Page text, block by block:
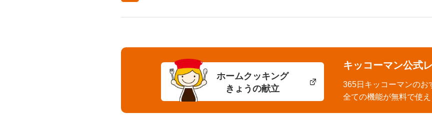
ホームクッキング
きょうの献立
キッコーマン公式
365日キッコーマンのお
全ての機能が無料で使え